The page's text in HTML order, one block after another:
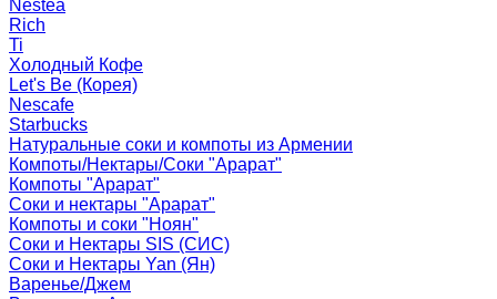
Nestea
Rich
Ti
Холодный Кофе
Let's Be (Корея)
Nescafe
Starbucks
Натуральные соки и компоты из Армении
Компоты/Нектары/Соки "Арарат"
Компоты "Арарат"
Соки и нектары "Арарат"
Компоты и соки "Ноян"
Соки и Нектары SIS (СИС)
Соки и Нектары Yan (Ян)
Варенье/Джем